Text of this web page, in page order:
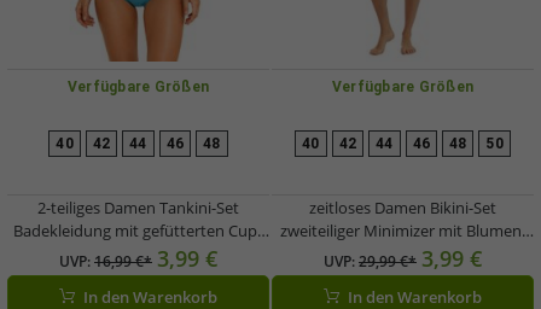
Verfügbare Größen
40 42 44 46 48
2-teiliges Damen Tankini-Set
Badekleidung mit gefütterten Cups
Tankini Top und Slip für Strand &
Sommer 915837 Blau
UVP:16,99 €* 3,99 €
In den Warenkorb
Verfügbare Größen
40 42 44 46 48 50
zeitloses Damen Bikini-Set
zweiteiliger Minimizer mit Blumen-
Print Bademode F-Körbchen 925193
Schwarz/Bunt
UVP:29,99 €* 3,99 €
In den Warenkorb